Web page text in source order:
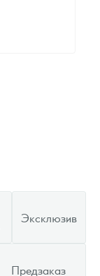
Эксклюзив
Предзаказ